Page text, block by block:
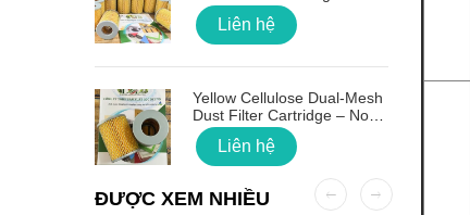
Ron
Liên hệ
Yellow Cellulose Dual-Mesh
Dust Filter Cartridge – No
Gasket
Liên hệ
ĐƯỢC XEM NHIỀU